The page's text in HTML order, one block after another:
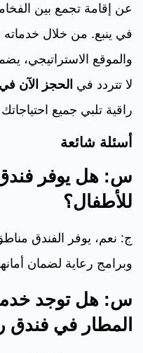
عن إقامة تجمع بين
في ينبع. من خلال خدماته
والموقع الاستراتيجي،
لا تتردد في الحجز الآن
راقية تلبي جميع
أسئلة شائعة
س: هل يوفر فندق
للأطفال؟
ج: نعم، يوفر الفندق
وبرامج رعاية لضمان
س: هل توجد
المطار في فندق